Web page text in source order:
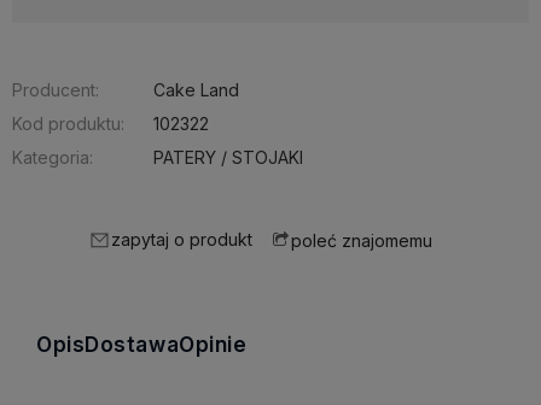
Producent:
Cake Land
Kod produktu:
102322
Kategoria:
PATERY / STOJAKI
zapytaj o produkt poleć znajomemu
Opis DostawaOpinie